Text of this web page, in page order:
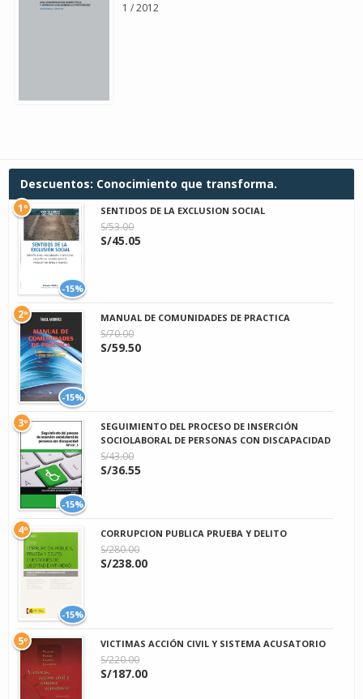
1 / 2012
Descuentos: Conocimiento que transforma.
-15%
SENTIDOS DE LA EXCLUSION SOCIAL
S/53.00
S/45.05
1º
-15%
MANUAL DE COMUNIDADES DE PRACTICA
S/70.00
S/59.50
2º
-15%
SEGUIMIENTO DEL PROCESO DE INSERCIÓN
SOCIOLABORAL DE PERSONAS CON DISCAPACIDAD
S/43.00
S/36.55
3º
-15%
CORRUPCION PUBLICA PRUEBA Y DELITO
S/280.00
S/238.00
4º
VICTIMAS ACCIÓN CIVIL Y SISTEMA ACUSATORIO
S/220.00
S/187.00
5º